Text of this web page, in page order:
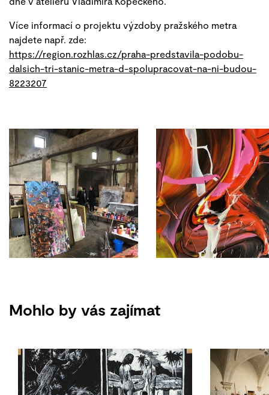
Více informací o projektu výzdoby pražského metra
najdete např. zde:
https://region.rozhlas.cz/praha-predstavila-podobu-
dalsich-tri-stanic-metra-d-spolupracovat-na-ni-budou-
8223207
Mohlo by vás zajímat